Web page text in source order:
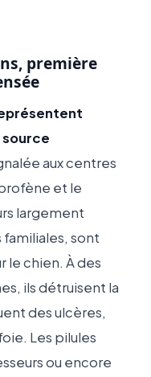
première
aux centres
et le
largement
sont
le chien. À des
ils détruisent la
des ulcères,
Les pilules
ou encore